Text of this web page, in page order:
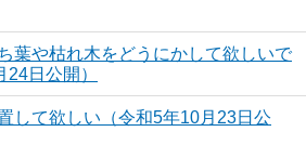
葉や枯れ木をどうにかして欲しいで
日公開）
して欲しい（令和5年10月23日公